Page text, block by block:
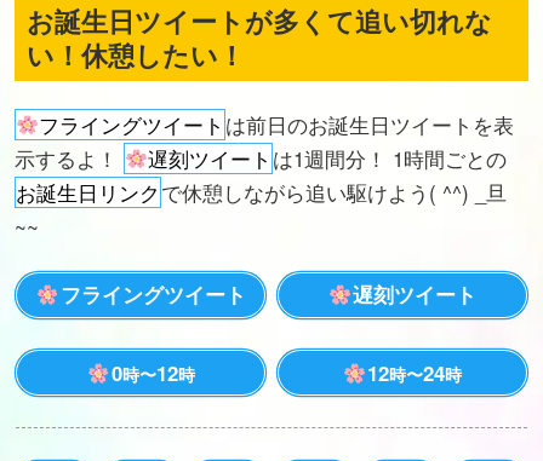
お誕生日ツイートが多くて追い切れな
い！休憩したい！
フライングツイート は前日のお誕生日ツイートを表
示するよ！
遅刻ツイート は1週間分！ 1時間ごとの
お誕生日リンク で休憩しながら追い駆けよう( ^^) _旦
~~
フライングツイート 遅刻ツイート
0時〜12時 12時〜24時